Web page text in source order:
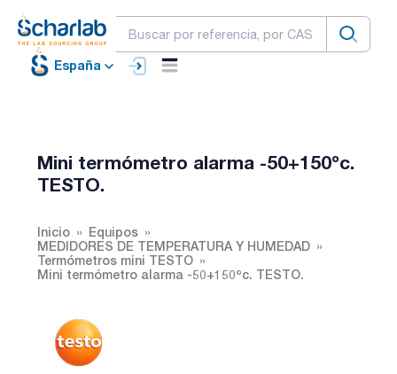
España
Mini termómetro alarma -50+150ºc.
TESTO.
Inicio
Equipos
MEDIDORES DE TEMPERATURA Y HUMEDAD
Termómetros mini TESTO
Mini termómetro alarma -50+150ºc. TESTO.